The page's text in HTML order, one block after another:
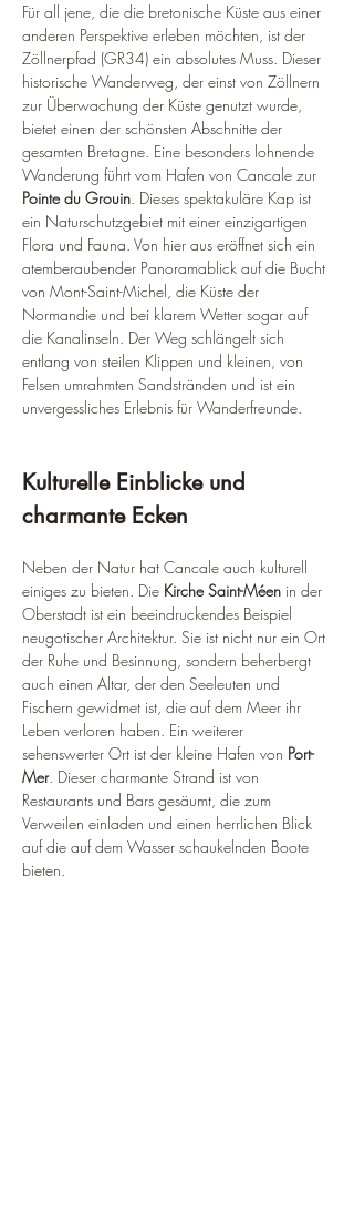
Für all jene, die die bretonische Küste aus einer
anderen Perspektive erleben möchten, ist der
Zöllnerpfad (GR34) ein absolutes Muss. Dieser
historische Wanderweg, der einst von Zöllnern
zur Überwachung der Küste genutzt wurde,
bietet einen der schönsten Abschnitte der
gesamten Bretagne. Eine besonders lohnende
Wanderung führt vom Hafen von Cancale zur
Pointe du Grouin. Dieses spektakuläre Kap ist
ein Naturschutzgebiet mit einer einzigartigen
Flora und Fauna. Von hier aus eröffnet sich ein
atemberaubender Panoramablick auf die Bucht
von Mont-Saint-Michel, die Küste der
Normandie und bei klarem Wetter sogar auf
die Kanalinseln. Der Weg schlängelt sich
entlang von steilen Klippen und kleinen, von
Felsen umrahmten Sandstränden und ist ein
unvergessliches Erlebnis für Wanderfreunde.
Kulturelle Einblicke und
charmante Ecken
Neben der Natur hat Cancale auch kulturell
einiges zu bieten. Die Kirche Saint-Méen in der
Oberstadt ist ein beeindruckendes Beispiel
neugotischer Architektur. Sie ist nicht nur ein Ort
der Ruhe und Besinnung, sondern beherbergt
auch einen Altar, der den Seeleuten und
Fischern gewidmet ist, die auf dem Meer ihr
Leben verloren haben. Ein weiterer
sehenswerter Ort ist der kleine Hafen von Port-
Mer. Dieser charmante Strand ist von
Restaurants und Bars gesäumt, die zum
Verweilen einladen und einen herrlichen Blick
auf die auf dem Wasser schaukelnden Boote
bieten.